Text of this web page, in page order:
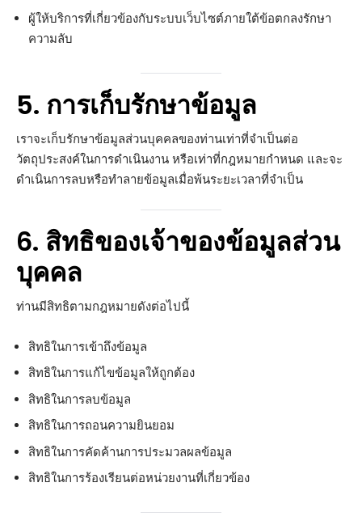
ผู้ให้บริการที่เกี่ยวข้องกับระบบเว็บไซต์ภายใต้ข้อตกลงรักษา
ความลับ
5. การเก็บรักษาข้อมูล
เราจะเก็บรักษาข้อมูลส่วนบุคคลของท่านเท่าที่จำเป็นต่อ
วัตถุประสงค์ในการดำเนินงาน หรือเท่าที่กฎหมายกำหนด และจะ
ดำเนินการลบหรือทำลายข้อมูลเมื่อพ้นระยะเวลาที่จำเป็น
6. สิทธิของเจ้าของข้อมูลส่วน
บุคคล
ท่านมีสิทธิตามกฎหมายดังต่อไปนี้
สิทธิในการเข้าถึงข้อมูล
สิทธิในการแก้ไขข้อมูลให้ถูกต้อง
สิทธิในการลบข้อมูล
สิทธิในการถอนความยินยอม
สิทธิในการคัดค้านการประมวลผลข้อมูล
สิทธิในการร้องเรียนต่อหน่วยงานที่เกี่ยวข้อง